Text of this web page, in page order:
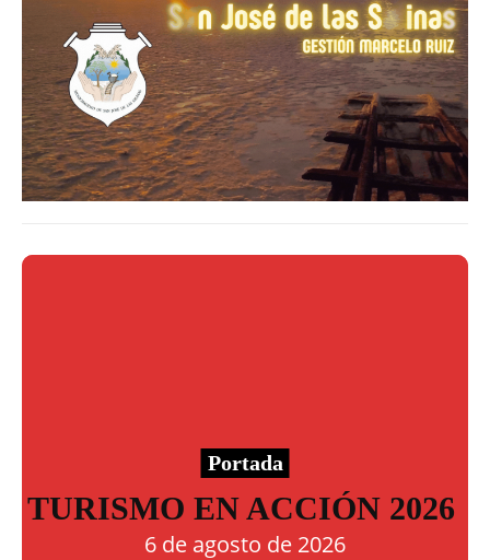
Portada
TURISMO EN ACCIÓN 2026
6 de agosto de 2026